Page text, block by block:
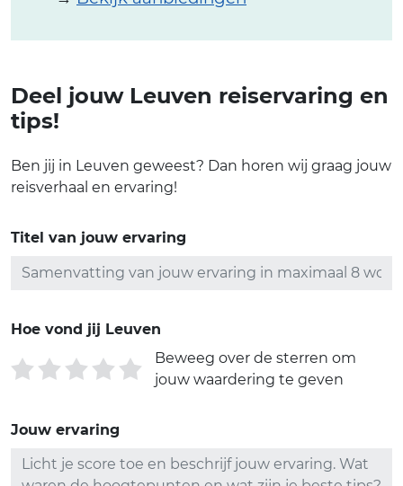
Deel jouw Leuven reiservaring en
tips!
Ben jij in Leuven geweest? Dan horen wij graag jouw
reisverhaal en ervaring!
Titel van jouw ervaring
Hoe vond jij Leuven
Beweeg over de sterren om
jouw waardering te geven
Jouw ervaring